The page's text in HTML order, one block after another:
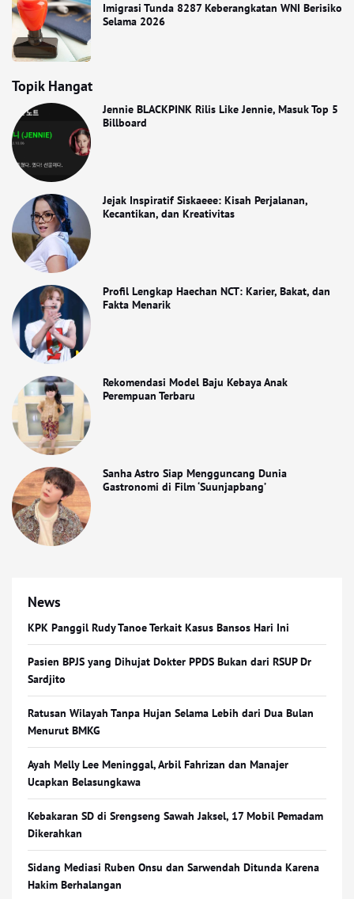
Imigrasi Tunda 8287 Keberangkatan WNI Berisiko
Selama 2026
Topik Hangat
Jennie BLACKPINK Rilis Like Jennie, Masuk Top 5
Billboard
Jejak Inspiratif Siskaeee: Kisah Perjalanan,
Kecantikan, dan Kreativitas
Profil Lengkap Haechan NCT: Karier, Bakat, dan
Fakta Menarik
Rekomendasi Model Baju Kebaya Anak
Perempuan Terbaru
Sanha Astro Siap Mengguncang Dunia
Gastronomi di Film ‘Suunjapbang’
News
KPK Panggil Rudy Tanoe Terkait Kasus Bansos Hari Ini
Pasien BPJS yang Dihujat Dokter PPDS Bukan dari RSUP Dr
Sardjito
Ratusan Wilayah Tanpa Hujan Selama Lebih dari Dua Bulan
Menurut BMKG
Ayah Melly Lee Meninggal, Arbil Fahrizan dan Manajer
Ucapkan Belasungkawa
Kebakaran SD di Srengseng Sawah Jaksel, 17 Mobil Pemadam
Dikerahkan
Sidang Mediasi Ruben Onsu dan Sarwendah Ditunda Karena
Hakim Berhalangan